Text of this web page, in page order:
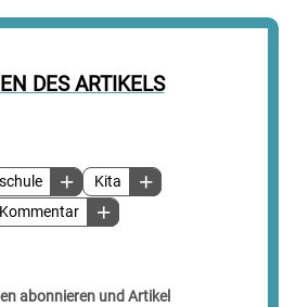
DES ARTIKELS
Kita
Kommentar
abonnieren und Artikel